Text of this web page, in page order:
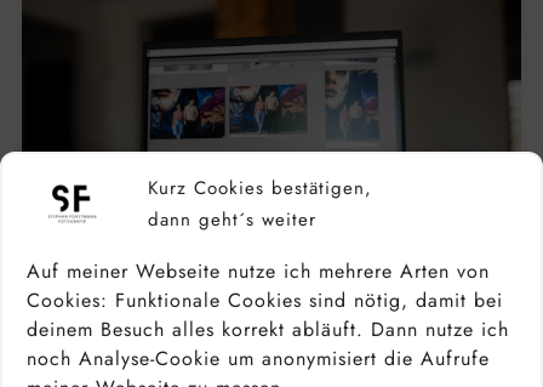
Kurz Cookies bestätigen,
dann geht´s weiter
Auf meiner Webseite nutze ich mehrere Arten von
Cookies: Funktionale Cookies sind nötig, damit bei
deinem Besuch alles korrekt abläuft. Dann nutze ich
noch Analyse-Cookie um anonymisiert die Aufrufe